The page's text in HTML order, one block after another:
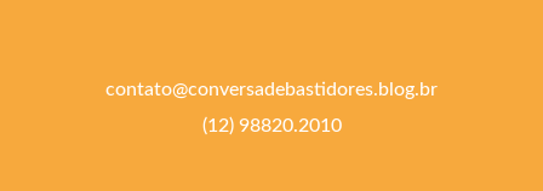
contato@conversadebastidores.blog.br
(12) 98820.2010